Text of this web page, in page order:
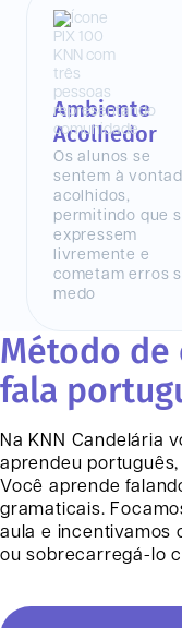
Ambiente
Acolhedor
Os alunos se
sentem à
acolhidos,
permitindo que
expressem
livremente e
cometam erros
medo
Método de
fala
Na KNN Candelária
aprendeu
Você aprende
gramaticais.
aula e incentivamos
ou sobrecarregá-lo